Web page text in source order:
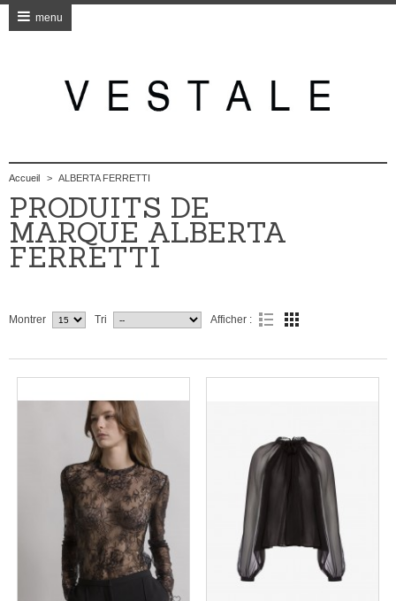
menu
Accueil > ALBERTA FERRETTI
PRODUITS DE
MARQUE ALBERTA
FERRETTI
Montrer Tri Afficher :